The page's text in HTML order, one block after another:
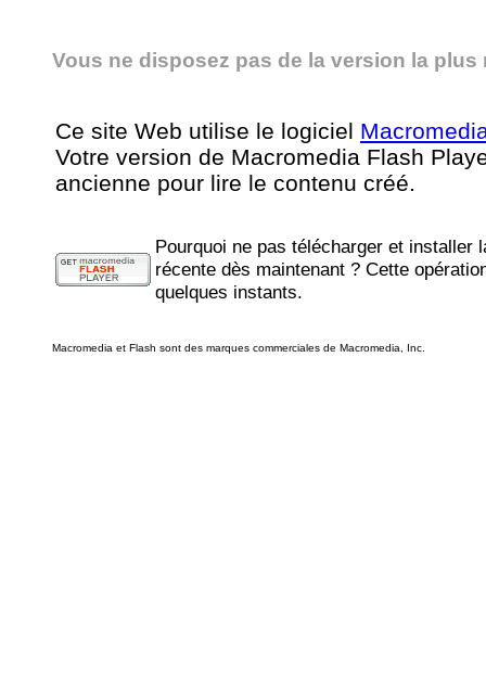
Vous ne disposez pas de la version la plus
Ce site Web utilise le logiciel
Votre version de Macromedia Flash
ancienne pour lire le contenu créé.
Pourquoi ne pas télécharger et installer
récente dès maintenant ? Cette
quelques instants.
Macromedia et Flash sont des marques commerciales de Macromedia, Inc.